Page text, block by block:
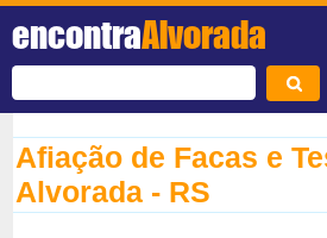
encontraAlvorada
Afiação de Facas e
Alvorada - RS